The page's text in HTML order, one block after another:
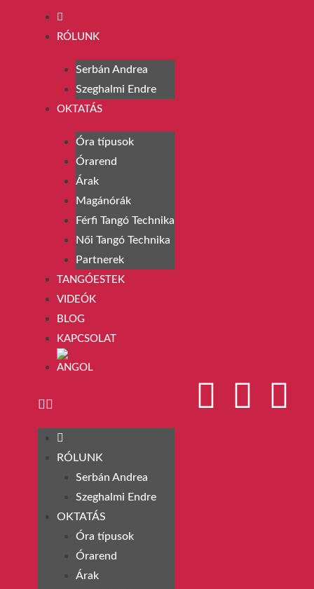
RÓLUNK
Serbán Andrea
Szeghalmi Endre
OKTATÁS
Óra típusok
Órarend
Árak
Magánórák
Férfi Tangó Technika
Női Tangó Technika
Partnerek
TANGÓESTEK
VIDEÓK
BLOG
KAPCSOLAT
RÓLUNK
Serbán Andrea
Szeghalmi Endre
OKTATÁS
Óra típusok
Órarend
Árak